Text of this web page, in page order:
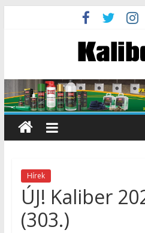
Hírek
ÚJ! Kaliber
(303.)